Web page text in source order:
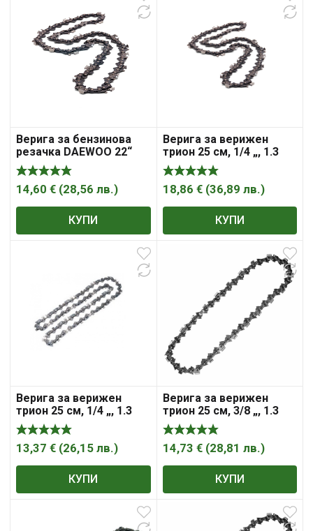
Верига за бензинова
резачка DAEWOO 22“
14,60 € (28,56 лв.)
КУПИ
Верига за верижен
трион 25 см, 1/4 „, 1.3
мм, 58, H00 , Husqvarna
18,86 € (36,89 лв.)
КУПИ
Верига за верижен
трион 25 см, 1/4 „, 1.3
мм, 60 , HiKOKI – Hitachi
13,37 € (26,15 лв.)
КУПИ
Верига за верижен
трион 25 см, 3/8 „, 1.3
мм, 40, 196205-9 , Makita
14,73 € (28,81 лв.)
КУПИ